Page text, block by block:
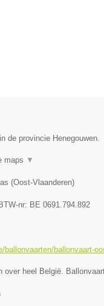
de provincie Henegouwen.
maps ▼
(Oost-Vlaanderen)
nr: BE 0691.794.892
ballonvaarten/ballonvaart-
over heel België.